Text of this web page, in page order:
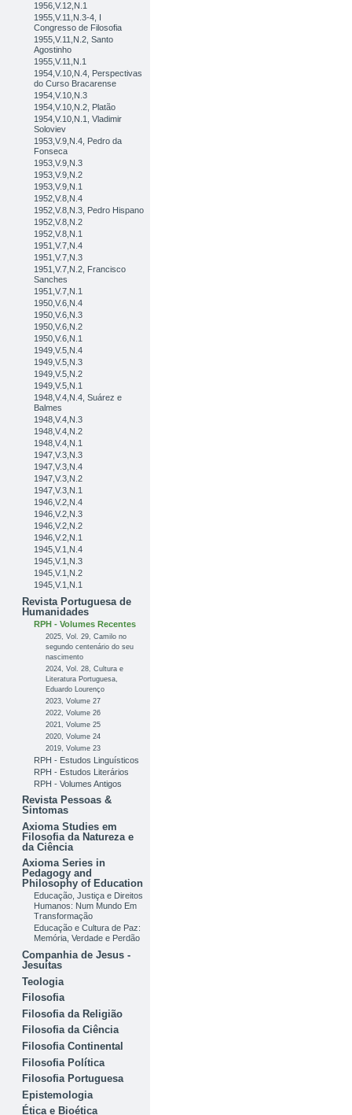
1956,V.12,N.1
1955,V.11,N.3-4, I
Congresso de Filosofia
1955,V.11,N.2, Santo
Agostinho
1955,V.11,N.1
1954,V.10,N.4, Perspectivas
do Curso Bracarense
1954,V.10,N.3
1954,V.10,N.2, Platão
1954,V.10,N.1, Vladimir
Soloviev
1953,V.9,N.4, Pedro da
Fonseca
1953,V.9,N.3
1953,V.9,N.2
1953,V.9,N.1
1952,V.8,N.4
1952,V.8,N.3, Pedro Hispano
1952,V.8,N.2
1952,V.8,N.1
1951,V.7,N.4
1951,V.7,N.3
1951,V.7,N.2, Francisco
Sanches
1951,V.7,N.1
1950,V.6,N.4
1950,V.6,N.3
1950,V.6,N.2
1950,V.6,N.1
1949,V.5,N.4
1949,V.5,N.3
1949,V.5,N.2
1949,V.5,N.1
1948,V.4,N.4, Suárez e
Balmes
1948,V.4,N.3
1948,V.4,N.2
1948,V.4,N.1
1947,V.3,N.3
1947,V.3,N.4
1947,V.3,N.2
1947,V.3,N.1
1946,V.2,N.4
1946,V.2,N.3
1946,V.2,N.2
1946,V.2,N.1
1945,V.1,N.4
1945,V.1,N.3
1945,V.1,N.2
1945,V.1,N.1
Revista Portuguesa de
Humanidades
RPH - Volumes Recentes
2025, Vol. 29, Camilo no
segundo centenário do seu
nascimento
2024, Vol. 28, Cultura e
Literatura Portuguesa,
Eduardo Lourenço
2023, Volume 27
2022, Volume 26
2021, Volume 25
2020, Volume 24
2019, Volume 23
RPH - Estudos Linguísticos
RPH - Estudos Literários
RPH - Volumes Antigos
Revista Pessoas &
Sintomas
Axioma Studies em
Filosofia da Natureza e
da Ciência
Axioma Series in
Pedagogy and
Philosophy of Education
Educação, Justiça e Direitos
Humanos: Num Mundo Em
Transformação
Educação e Cultura de Paz:
Memória, Verdade e Perdão
Companhia de Jesus -
Jesuítas
Teologia
Filosofia
Filosofia da Religião
Filosofia da Ciência
Filosofia Continental
Filosofia Política
Filosofia Portuguesa
Epistemologia
Ética e Bioética